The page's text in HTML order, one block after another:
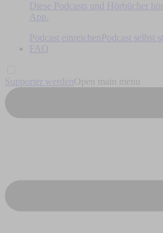
Diese Podcasts und Hörbücher
App.
Podcast einreichen
Podcast selbst
FAQ
Supporter werden Open main menu